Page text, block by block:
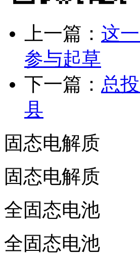
上一篇： 这
参与起草
下一篇： 总
县
固态电解质
固态电解质
全固态电池
全固态电池